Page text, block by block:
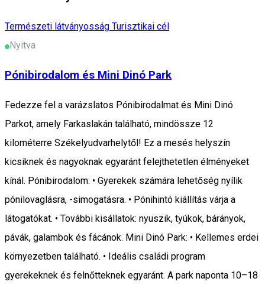
Természeti látványosság Turisztikai cél
Nyitva
Pónibirodalom és Mini Dinó Park
Fedezze fel a varázslatos Pónibirodalmat és Mini Dinó
Parkot, amely Farkaslakán található, mindössze 12
kilométerre Székelyudvarhelytől! Ez a mesés helyszín
kicsiknek és nagyoknak egyaránt felejthetetlen élményeket
kínál. Pónibirodalom: • Gyerekek számára lehetőség nyílik
pónilovaglásra, -simogatásra. • Pónihintó kiállítás várja a
látogatókat. • További kisállatok: nyuszik, tyúkok, bárányok,
pávák, galambok és fácánok. Mini Dinó Park: • Kellemes erdei
környezetben található. • Ideális családi program
gyerekeknek és felnőtteknek egyaránt. A park naponta 10–18